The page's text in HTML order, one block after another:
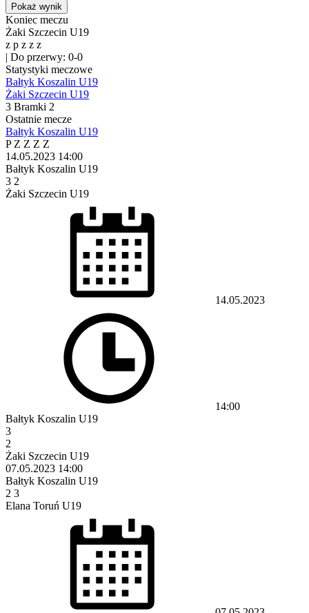
Pokaż wynik
Koniec meczu
Żaki Szczecin U19
z p z z z
| Do przerwy: 0-0
Statystyki meczowe
Bałtyk Koszalin U19
Żaki Szczecin U19
3 Bramki 2
Ostatnie mecze
Bałtyk Koszalin U19
PZ Z Z Z
14.05.2023 14:00
Bałtyk Koszalin U19
3 2
Żaki Szczecin U19
14.05.2023
14:00
Bałtyk Koszalin U19
3
2
Żaki Szczecin U19
07.05.2023 14:00
Bałtyk Koszalin U19
2 3
Elana Toruń U19